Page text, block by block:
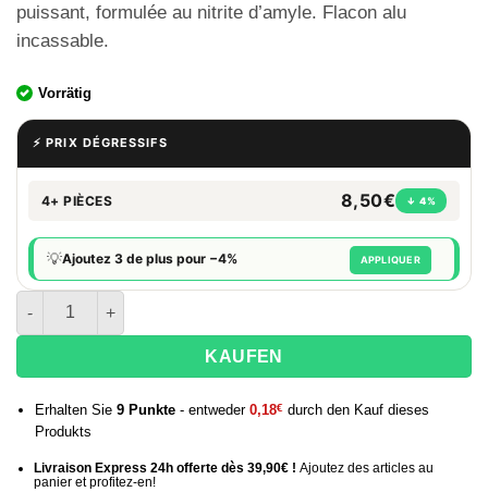
puissant, formulée au nitrite d’amyle. Flacon alu
incassable.
Vorrätig
⚡ PRIX DÉGRESSIFS
4+ PIÈCES 8,50€ ↓ 4%
💡Ajoutez 3 de plus pour −4% APPLIQUER
quantité de Poppers IRON FIST - 24 ml
KAUFEN
Erhalten Sie 9Punkte- entweder 0,18€ durch den Kauf dieses
Produkts
Livraison Express 24h offerte dès 39,90€ ! Ajoutez des articles au
panier et profitez-en!